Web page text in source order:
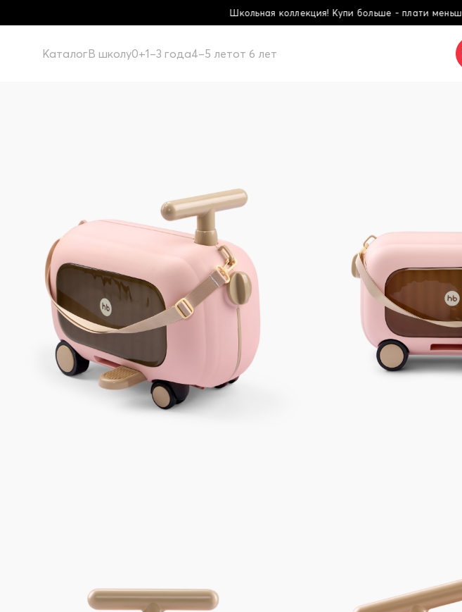
Школьная коллекция! Купи больше - плати меньше!
КаталогВ школу0+1–3 года4–5 летот 6 лет